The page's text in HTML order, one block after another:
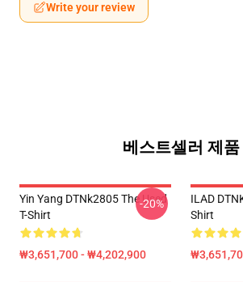
Write your review
베스트셀러 제품
Yin Yang DTNk2805 The Used
T-Shirt
₩3,651,700 - ₩4,202,900
-20%
ILAD
Shirt